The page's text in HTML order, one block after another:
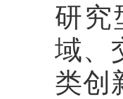
研究
域、
类创